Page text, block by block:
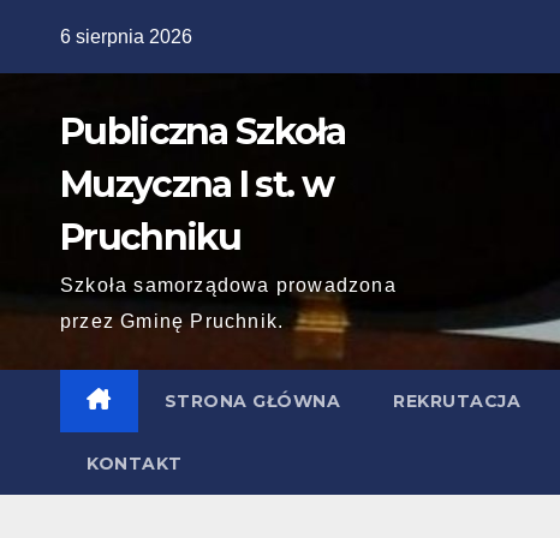
6 sierpnia 2026
Publiczna Szkoła
Muzyczna I st. w
Pruchniku
Szkoła samorządowa prowadzona
przez Gminę Pruchnik.
STRONA GŁÓWNA REKRUTACJA
KONTAKT